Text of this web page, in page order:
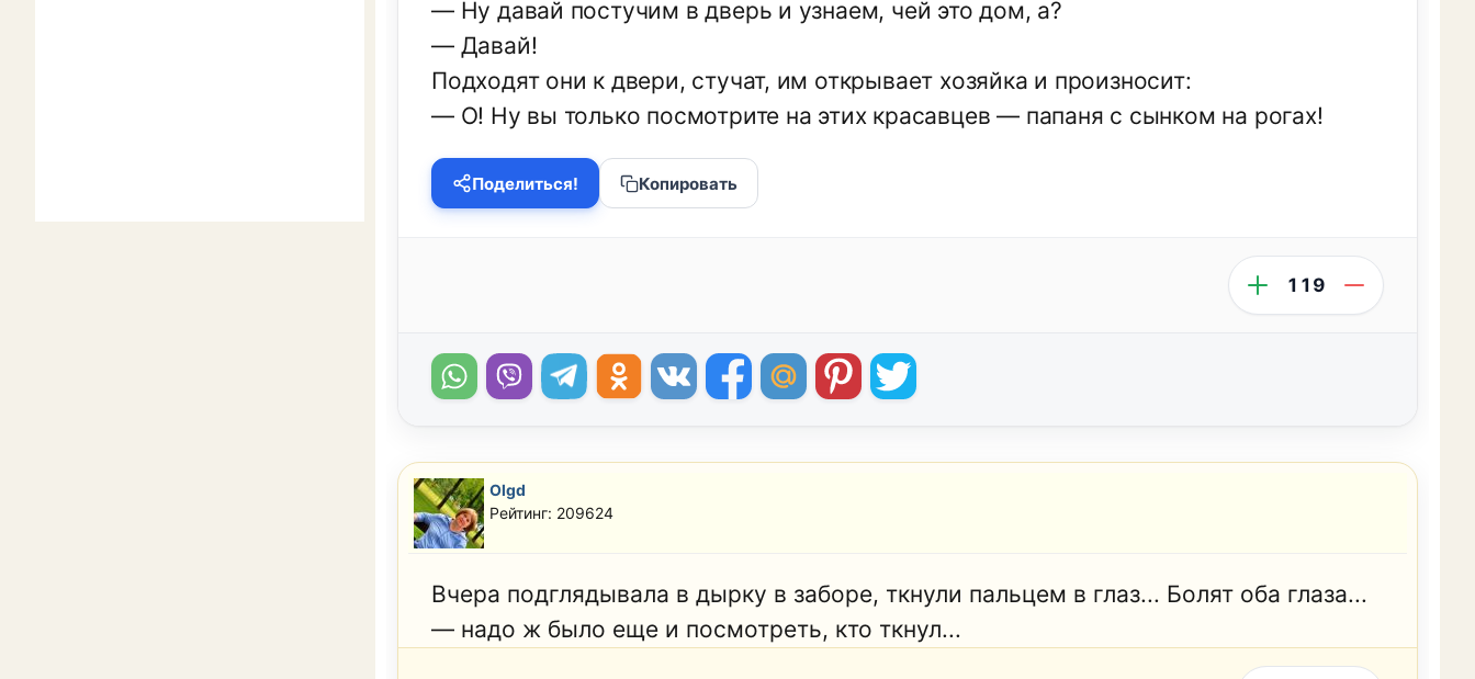
— Ну давай постучим в дверь и узнаем, чей это дом, а?
— Давай!
Подходят они к двери, стучат, им открывает хозяйка и произносит:
— О! Ну вы только посмотрите на этих красавцев — папаня с сынком на рогах!
Поделиться! Копировать
119
Olgd
Рейтинг: 209624
Вчера подглядывала в дырку в заборе, ткнули пальцем в глаз... Болят оба глаза...
— надо ж было еще и посмотреть, кто ткнул...